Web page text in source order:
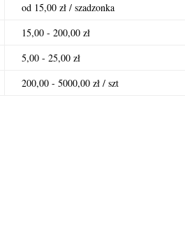
od 15,00 zł / szadzonka
15,00 - 200,00 zł
5,00 - 25,00 zł
200,00 - 5000,00 zł / szt